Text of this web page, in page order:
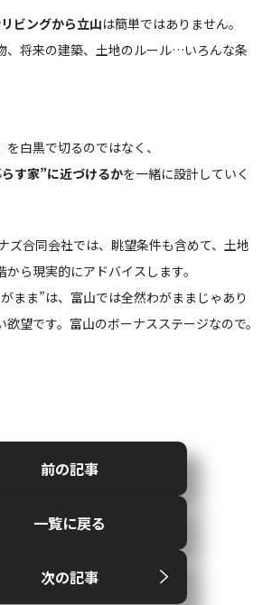
ビングから立山は簡単ではありません。
、将来の建築、土地のルール…いろんな条
を白黒で切るのではなく、
す家”に近づけるかを一緒に設計していく
ズ合同会社では、眺望条件も含めて、土地
ら現実的にアドバイスします。
まま”は、富山では全然わがままじゃあり
望です。富山のボーナスステージなので。
前の記事
一覧に戻る
次の記事